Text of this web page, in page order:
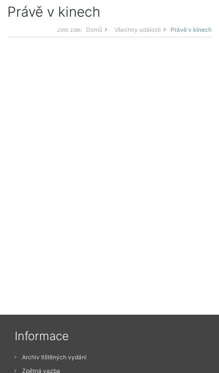
Právě v kinech
Jste zde: Domů Všechny události Právě v kinech
Informace
Archiv tištěných vydání
Zpětná vazba